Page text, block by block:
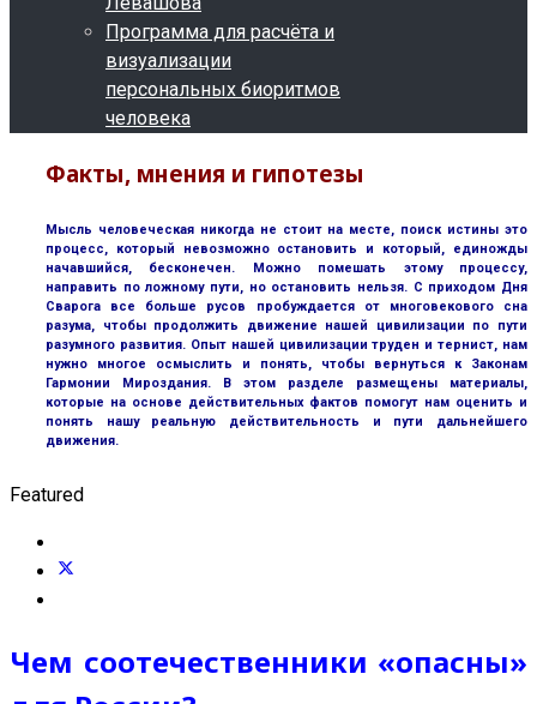
Программа для расчёта и
визуализации
персональных биоритмов
человека
Факты, мнения и гипотезы
Мысль человеческая никогда не стоит на месте, поиск истины это
процесс, который невозможно остановить и который, единожды
начавшийся, бесконечен. Можно помешать этому процессу,
направить по ложному пути, но остановить нельзя. С приходом Дня
Сварога все больше русов пробуждается от многовекового сна
разума, чтобы продолжить движение нашей цивилизации по пути
разумного развития. Опыт нашей цивилизации труден и тернист, нам
нужно многое осмыслить и понять, чтобы вернуться к Законам
Гармонии Мироздания. В этом разделе размещены материалы,
которые на основе действительных фактов помогут нам оценить и
понять нашу реальную действительность и пути дальнейшего
движения.
Featured
Чем соотечественники «опасны»